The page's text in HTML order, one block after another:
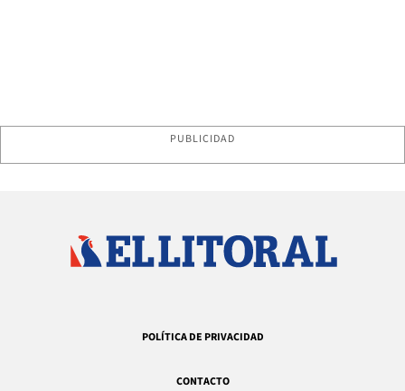
PUBLICIDAD
POLÍTICA DE PRIVACIDAD
CONTACTO